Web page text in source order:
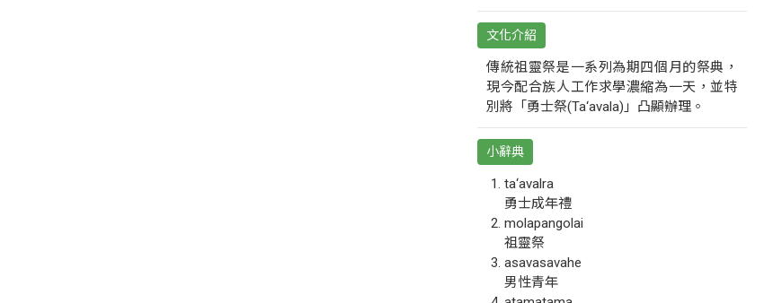
文化介紹
傳統祖靈祭是一系列為期四個月的祭典，
現今配合族人工作求學濃縮為一天，並特
別將「勇士祭(Ta‘avala)」凸顯辦理。
小辭典
ta‘avalra
勇士成年禮
molapangolai
祖靈祭
asavasavahe
男性青年